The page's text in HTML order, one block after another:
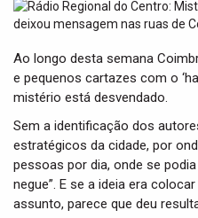
Ao longo desta semana
e pequenos cartazes com o
mistério está desvendado.
Sem a identificação dos
estratégicos da cidade, por
pessoas por dia, onde se
negue”. E se a ideia era
assunto, parece que deu